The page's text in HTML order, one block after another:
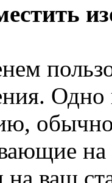
обычно